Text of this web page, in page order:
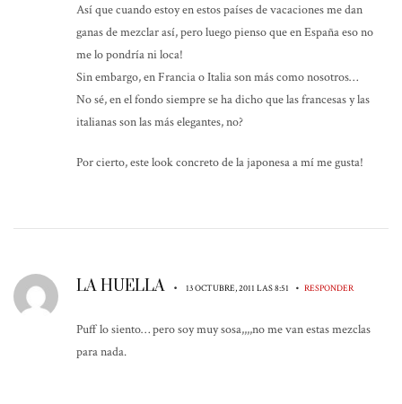
Así que cuando estoy en estos países de vacaciones me dan
ganas de mezclar así, pero luego pienso que en España eso no
me lo pondría ni loca!
Sin embargo, en Francia o Italia son más como nosotros…
No sé, en el fondo siempre se ha dicho que las francesas y las
italianas son las más elegantes, no?
Por cierto, este look concreto de la japonesa a mí me gusta!
LA HUELLA • 13 OCTUBRE, 2011 LAS 8:51 • RESPONDER
Puff lo siento… pero soy muy sosa,,,,no me van estas mezclas
para nada.